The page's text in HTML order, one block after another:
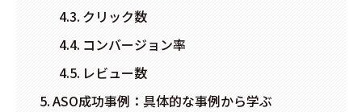
クリック数
コンバージョン率
レビュー数
ASO成功事例：具体的な事例から学ぶ